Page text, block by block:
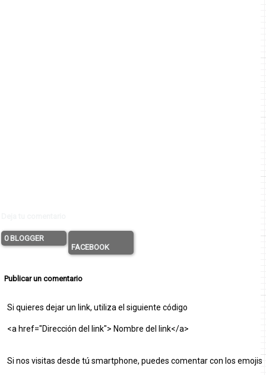
0 BLOGGER
FACEBOOK
Publicar un comentario
Si quieres dejar un link, utiliza el siguiente código
<a href="Dirección del link"> Nombre del link</a>
Si nos visitas desde tú smartphone, puedes comentar con los emojis